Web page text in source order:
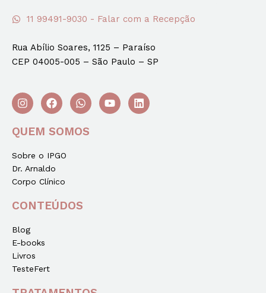
11 99491-9030 - Falar com a Recepção
Rua Abílio Soares, 1125 – Paraíso
CEP 04005-005 – São Paulo – SP
QUEM SOMOS
Sobre o IPGO
Dr. Arnaldo
Corpo Clínico
CONTEÚDOS
Blog
E-books
Livros
TesteFert